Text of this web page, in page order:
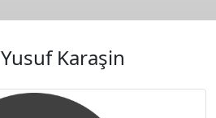
Yusuf Karaşin